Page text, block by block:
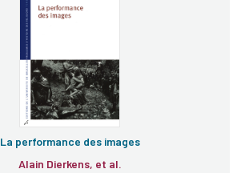
La performance des images
Alain Dierkens, et al.